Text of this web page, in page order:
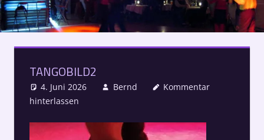
Konzerte
–
einen
Blick
TANGOBILD2
4. Juni 2026 Bernd
Kommentar
hinterlassen